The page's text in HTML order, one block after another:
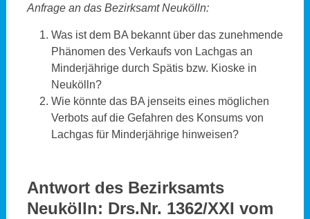
Anfrage an das Bezirksamt Neukölln:
Was ist dem BA bekannt über das zunehmende
Phänomen des Verkaufs von Lachgas an
Minderjährige durch Spätis bzw. Kioske in
Neukölln?
Wie könnte das BA jenseits eines möglichen
Verbots auf die Gefahren des Konsums von
Lachgas für Minderjährige hinweisen?
Antwort des Bezirksamts
Neukölln: Drs.Nr. 1362/XXI vom